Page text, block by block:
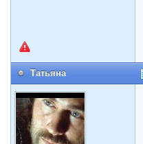
Татьяна